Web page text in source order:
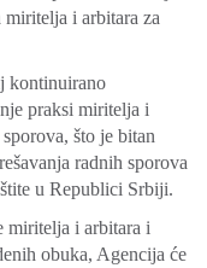
miritelja i arbitara za
kontinuirano
praksi miritelja i
što je bitan
radnih sporova
u Republici Srbiji.
miritelja i arbitara i
obuka, Agencija će